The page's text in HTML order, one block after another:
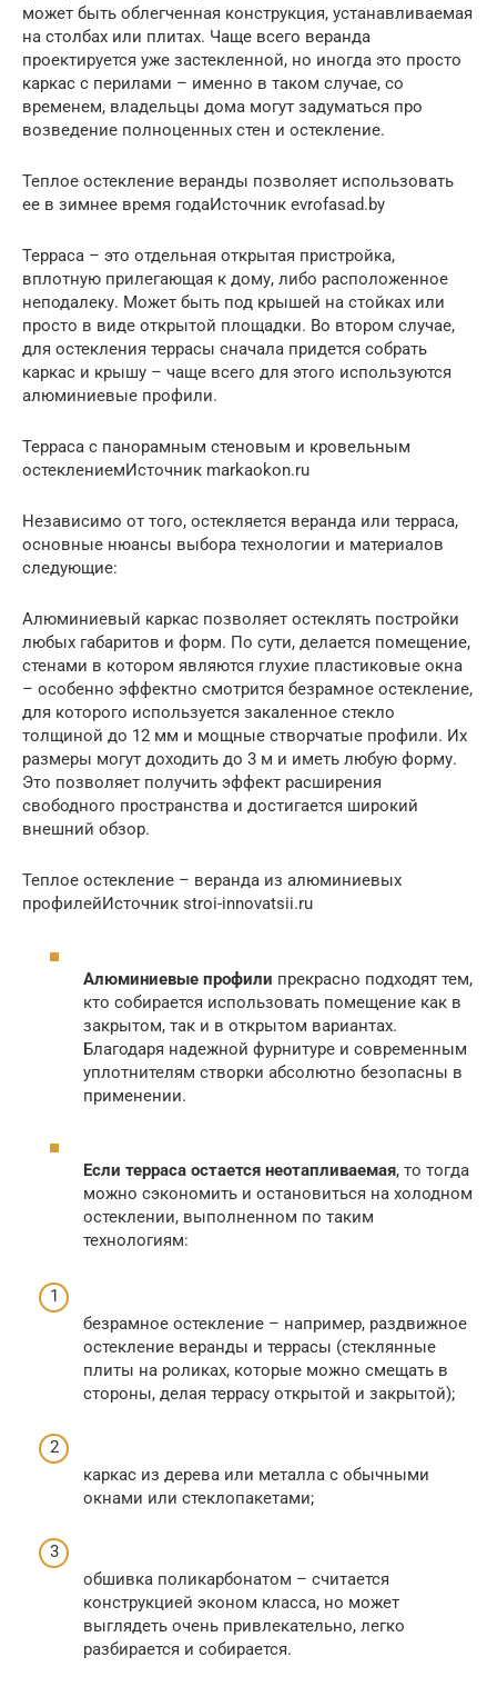
может быть облегченная конструкция, устанавливаемая
на столбах или плитах. Чаще всего веранда
проектируется уже застекленной, но иногда это просто
каркас с перилами – именно в таком случае, со
временем, владельцы дома могут задуматься про
возведение полноценных стен и остекление.
Теплое остекление веранды позволяет использовать
ее в зимнее время годаИсточник evrofasad.by
Терраса – это отдельная открытая пристройка,
вплотную прилегающая к дому, либо расположенное
неподалеку. Может быть под крышей на стойках или
просто в виде открытой площадки. Во втором случае,
для остекления террасы сначала придется собрать
каркас и крышу – чаще всего для этого используются
алюминиевые профили.
Терраса с панорамным стеновым и кровельным
остеклениемИсточник markaokon.ru
Независимо от того, остекляется веранда или терраса,
основные нюансы выбора технологии и материалов
следующие:
Алюминиевый каркас позволяет остеклять постройки
любых габаритов и форм. По сути, делается помещение,
стенами в котором являются глухие пластиковые окна
– особенно эффектно смотрится безрамное остекление,
для которого используется закаленное стекло
толщиной до 12 мм и мощные створчатые профили. Их
размеры могут доходить до 3 м и иметь любую форму.
Это позволяет получить эффект расширения
свободного пространства и достигается широкий
внешний обзор.
Теплое остекление – веранда из алюминиевых
профилейИсточник stroi-innovatsii.ru
Алюминиевые профили прекрасно подходят тем,
кто собирается использовать помещение как в
закрытом, так и в открытом вариантах.
Благодаря надежной фурнитуре и современным
уплотнителям створки абсолютно безопасны в
применении.
Если терраса остается неотапливаемая, то тогда
можно сэкономить и остановиться на холодном
остеклении, выполненном по таким
технологиям:
безрамное остекление – например, раздвижное
остекление веранды и террасы (стеклянные
плиты на роликах, которые можно смещать в
стороны, делая террасу открытой и закрытой);
каркас из дерева или металла с обычными
окнами или стеклопакетами;
обшивка поликарбонатом – считается
конструкцией эконом класса, но может
выглядеть очень привлекательно, легко
разбирается и собирается.